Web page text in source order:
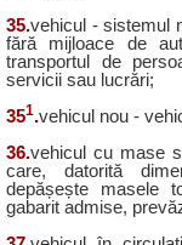
35.vehicul - sistemul
fără mijloace de
transportul de
servicii sau lucrări;
351.vehicul nou -
36.vehicul cu mase
care, datorită
depășește masele
gabarit admise,